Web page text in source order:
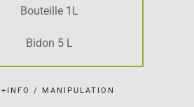
Bouteille 1L
Bidon 5 L
+INFO / MANIPULATION